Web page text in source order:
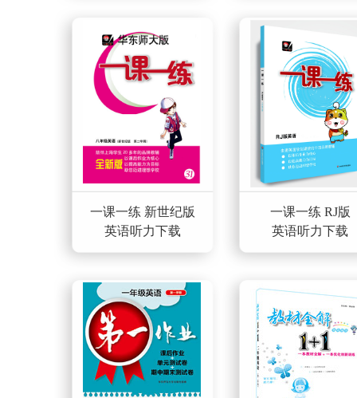
一课一练 新世纪版
英语听力下载
一课一练 RJ版
英语听力下载